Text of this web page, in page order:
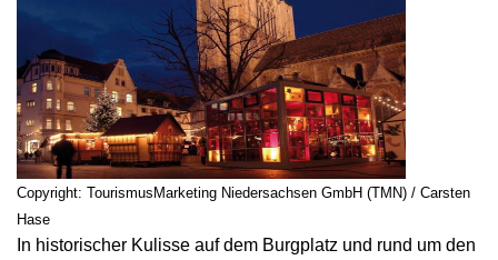
Copyright: TourismusMarketing Niedersachsen GmbH (TMN) / Carsten
Hase
In historischer Kulisse auf dem Burgplatz und rund um den